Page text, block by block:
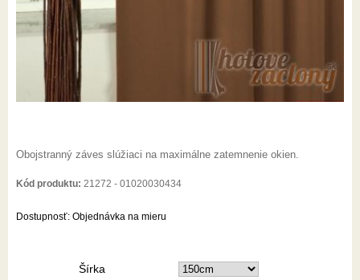
Obojstranný záves slúžiaci na maximálne zatemnenie okien.
Kód produktu: 21272 - 01020030434
Dostupnosť: Objednávka na mieru
Šírka